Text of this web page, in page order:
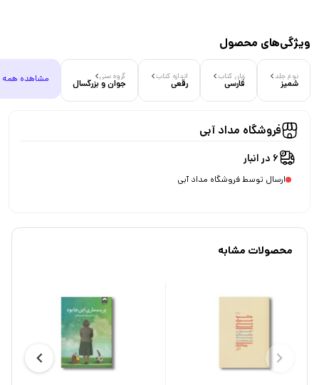
ویژگی‌های محصول
نوع جلد
شمیز
زبان کتاب
فارسی
اندازه کتاب
رقعی
گروه سنی
جوان و بزرگسال مشاهده همه
فروشگاه مداد آبی
6 در انبار
ارسال توسط فروشگاه مداد آبی
محصولات مشابه